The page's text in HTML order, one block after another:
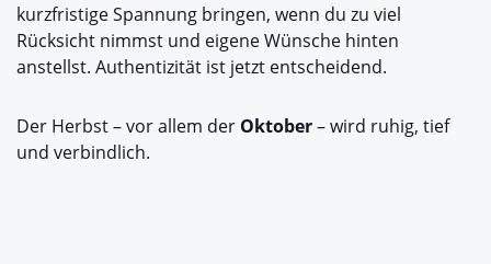
kurzfristige Spannung bringen, wenn du zu viel
Rücksicht nimmst und eigene Wünsche hinten
anstellst. Authentizität ist jetzt entscheidend.
Der Herbst – vor allem der Oktober– wird ruhig, tief
und verbindlich.